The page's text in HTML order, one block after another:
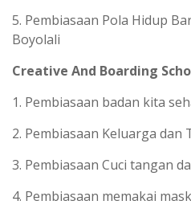
5. Pembiasaan Pola Hidup
Boyolali
Creative And Boarding
1. Pembiasaan badan kita
2. Pembiasaan Keluarga
3. Pembiasaan Cuci tangan
4. Pembiasaan memakai